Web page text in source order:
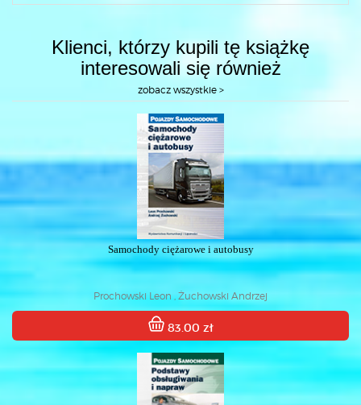
Klienci, którzy kupili tę książkę
interesowali się również
zobacz wszystkie >
Samochody ciężarowe i autobusy
Prochowski Leon , Żuchowski Andrzej
83.00 zł